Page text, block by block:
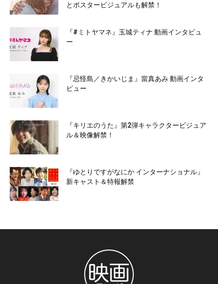
とポスタービジュアルも解禁！
『#ミトヤマネ』玉城ティナ 動画インタビュ
ー
『忌怪島／きかいじま』當真あみ 動画インタ
ビュー
『キリエのうた』第2弾キャラクタービジュア
ル＆映像解禁！
『ゆとりですがなにか インターナショナル』
新キャスト＆特報解禁